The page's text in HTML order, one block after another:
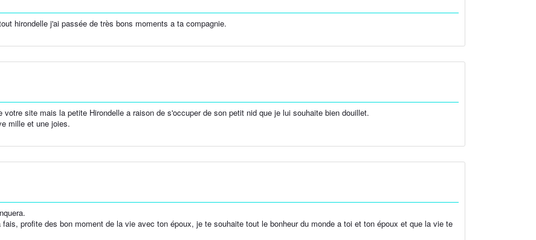
hirondelle j'ai passée de très bons moments a ta compagnie.
site mais la petite Hirondelle a raison de s'occuper de son petit nid que je lui souhaite bien douillet.
mille et une joies.
profite des bon moment de la vie avec ton époux, je te souhaite tout le bonheur du monde a toi et ton époux et que la vie te